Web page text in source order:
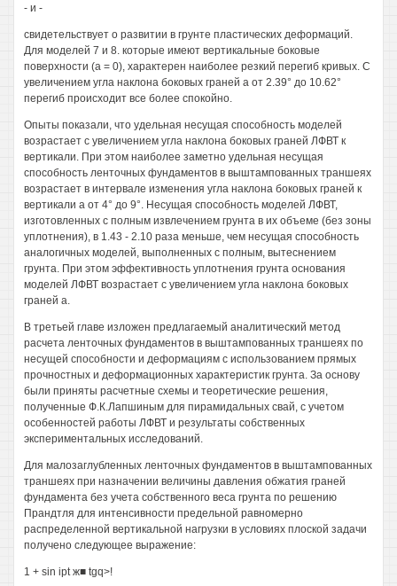
- и -
свидетельствует о развитии в грунте пластических деформаций.
Для моделей 7 и 8. которые имеют вертикальные боковые
поверхности (а = 0), характерен наиболее резкий перегиб кривых. С
увеличением угла наклона боковых граней а от 2.39° до 10.62°
перегиб происходит все более спокойно.
Опыты показали, что удельная несущая способность моделей
возрастает с увеличением угла наклона боковых граней ЛФВТ к
вертикали. При этом наиболее заметно удельная несущая
способность ленточных фундаментов в выштампованных траншеях
возрастает в интервале изменения угла наклона боковых граней к
вертикали а от 4° до 9°. Несущая способность моделей ЛФВТ,
изготовленных с полным извлечением грунта в их объеме (без зоны
уплотнения), в 1.43 - 2.10 раза меньше, чем несущая способность
аналогичных моделей, выполненных с полным, вытеснением
грунта. При этом эффективность уплотнения грунта основания
моделей ЛФВТ возрастает с увеличением угла наклона боковых
граней а.
В третьей главе изложен предлагаемый аналитический метод
расчета ленточных фундаментов в выштампованных траншеях по
несущей способности и деформациям с использованием прямых
прочностных и деформационных характеристик грунта. За основу
были приняты расчетные схемы и теоретические решения,
полученные Ф.К.Лапшиным для пирамидальных свай, с учетом
особенностей работы ЛФВТ и результаты собственных
экспериментальных исследований.
Для малозаглубленных ленточных фундаментов в выштампованных
траншеях при назначении величины давления обжатия граней
фундамента без учета собственного веса грунта по решению
Прандтля для интенсивности предельной равномерно
распределенной вертикальной нагрузки в условиях плоской задачи
получено следующее выражение:
1 + sin ipt ж■ tgq>!